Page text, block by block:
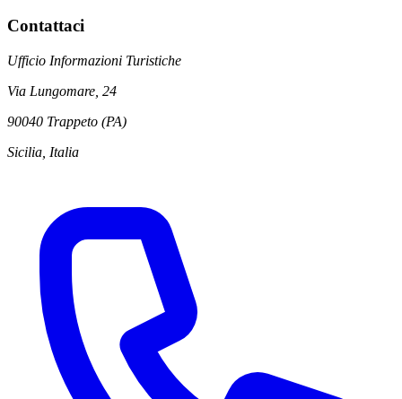
Contattaci
Ufficio Informazioni Turistiche
Via Lungomare, 24
90040 Trappeto (PA)
Sicilia, Italia